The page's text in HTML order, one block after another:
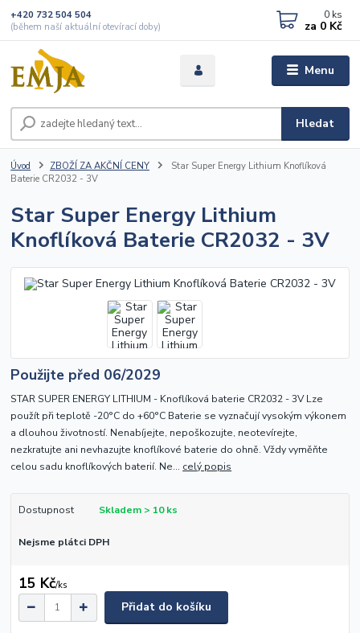
Menu
Hledat
+420 732 504 504
(během naší aktuální otevírací doby)
0 ks
za 0 Kč
Úvod ZBOŽÍ ZA AKČNÍ CENY
Star Super Energy Lithium Knoflíková
Baterie CR2032 - 3V
Star Super Energy Lithium
Knoflíková Baterie CR2032 - 3V
Použijte před 06/2029
STAR SUPER ENERGY LITHIUM - Knoflíková baterie CR2032 - 3V Lze
použít při teplotě -20°C do +60°C Baterie se vyznačují vysokým výkonem
a dlouhou životností. Nenabíjejte, nepoškozujte, neotevírejte,
nezkratujte ani nevhazujte knoflíkové baterie do ohně. Vždy vyměňte
celou sadu knoflíkových baterií. Ne... celý popis
Dostupnost Skladem > 10 ks
Nejsme plátci DPH
15 Kč/ks
Přidat do košíku